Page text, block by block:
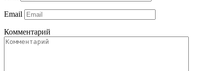
Email
Комментарий